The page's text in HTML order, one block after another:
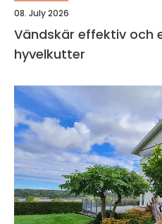
08. July 2026
Vändskär effektiv och exakt bearbetning i
hyvelkutter